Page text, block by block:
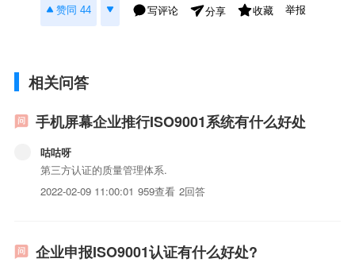
赞同 44 写评论 分享 收藏 举报
相关问答
手机屏幕企业推行ISO9001系统有什么好处
咕咕呀
第三方认证的质量管理体系.
2022-02-09 11:00:01 959查看 2回答
企业申报ISO9001认证有什么好处?